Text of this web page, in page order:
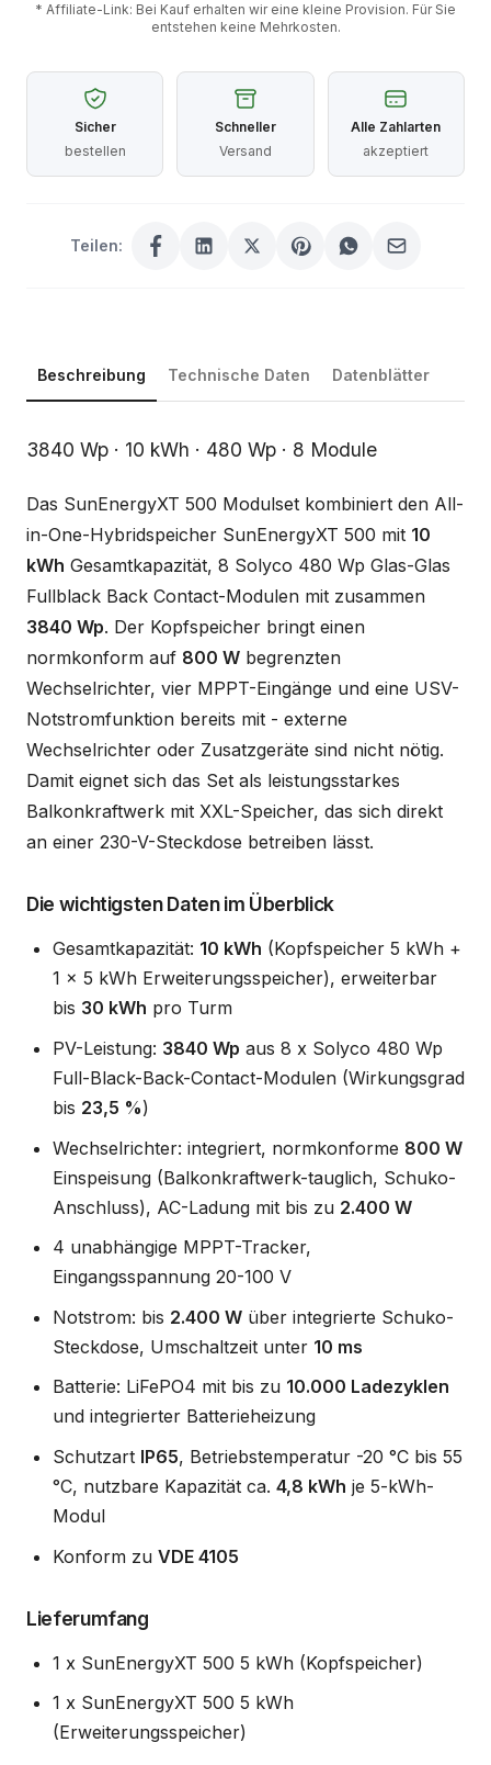
* Affiliate-Link: Bei Kauf erhalten wir eine kleine Provision. Für Sie
entstehen keine Mehrkosten.
Sicher
bestellen
Schneller
Versand
Alle Zahlarten
akzeptiert
Teilen:
Beschreibung Technische Daten Datenblätter
Beschreibung
3840 Wp · 10 kWh · 480 Wp · 8 Module
Das SunEnergyXT 500 Modulset kombiniert den All-
in-One-Hybridspeicher SunEnergyXT 500 mit 10
kWh Gesamtkapazität, 8 Solyco 480 Wp Glas-Glas
Fullblack Back Contact-Modulen mit zusammen
3840 Wp. Der Kopfspeicher bringt einen
normkonform auf 800 W begrenzten
Wechselrichter, vier MPPT-Eingänge und eine USV-
Notstromfunktion bereits mit - externe
Wechselrichter oder Zusatzgeräte sind nicht nötig.
Damit eignet sich das Set als leistungsstarkes
Balkonkraftwerk mit XXL-Speicher, das sich direkt
an einer 230-V-Steckdose betreiben lässt.
Die wichtigsten Daten im Überblick
Gesamtkapazität: 10 kWh (Kopfspeicher 5 kWh +
1 x 5 kWh Erweiterungsspeicher), erweiterbar
bis 30 kWh pro Turm
PV-Leistung: 3840 Wp aus 8 x Solyco 480 Wp
Full-Black-Back-Contact-Modulen (Wirkungsgrad
bis 23,5 %)
Wechselrichter: integriert, normkonforme 800 W
Einspeisung (Balkonkraftwerk-tauglich, Schuko-
Anschluss), AC-Ladung mit bis zu 2.400 W
4 unabhängige MPPT-Tracker,
Eingangsspannung 20-100 V
Notstrom: bis 2.400 W über integrierte Schuko-
Steckdose, Umschaltzeit unter 10 ms
Batterie: LiFePO4 mit bis zu 10.000 Ladezyklen
und integrierter Batterieheizung
Schutzart IP65, Betriebstemperatur -20 °C bis 55
°C, nutzbare Kapazität ca. 4,8 kWh je 5-kWh-
Modul
Konform zu VDE 4105
Lieferumfang
1 x SunEnergyXT 500 5 kWh (Kopfspeicher)
1 x SunEnergyXT 500 5 kWh
(Erweiterungsspeicher)